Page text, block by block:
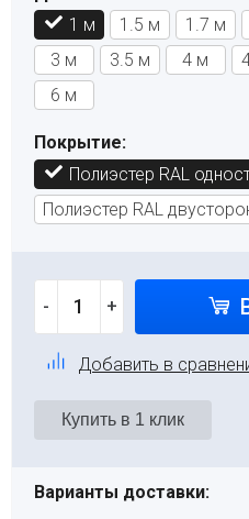
1 м
1.5 м 1.7 м
3 м
3.5 м 4 м
6 м
Покрытие:
Полиэстер RAL
Полиэстер RAL
- +
Добавить в
Варианты доставки: